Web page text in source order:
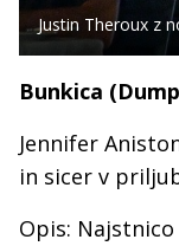
Justin Theroux z
Bunkica
Jennifer
in sicer v
Opis: